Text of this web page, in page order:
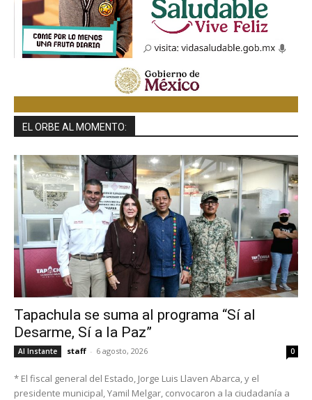
EL ORBE AL MOMENTO:
Tapachula se suma al programa “Sí al
Desarme, Sí a la Paz”
Al Instante staff - 6 agosto, 2026 0
* El fiscal general del Estado, Jorge Luis Llaven Abarca, y el
presidente municipal, Yamil Melgar, convocaron a la ciudadanía a